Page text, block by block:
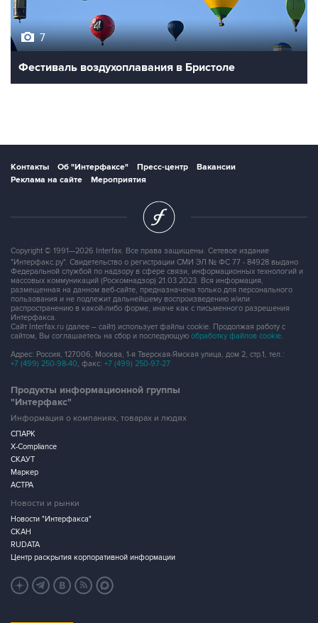
7
Фестиваль воздухоплавания в Бристоле
Контакты Об "Интерфаксе" Пресс-центр
Вакансии
Реклама на сайте
Мероприятия
Copyright © 1991—2026 Interfax. Все права защищены. Сетевое издание
"Интерфакс.ру". Свидетельство о регистрации СМИ ЭЛ № ФС 77 - 84928 выдано
Федеральной службой по надзору в сфере связи, информационных технологий и
массовых коммуникаций (Роскомнадзор) 21.03.2023. Вся информация,
размещенная на данном веб-сайте, предназначена только для персонального
пользования и не подлежит дальнейшему воспроизведению и/или
распространению в какой-либо форме, иначе как с письменного разрешения
Интерфакса.
Сайт Interfax.ru (далее – сайт) использует файлы cookie. Продолжая работу с
сайтом, Вы соглашаетесь на сбор и последующую обработку файлов cookie.
Адрес: Россия, 127006, Москва, 1-я Тверская-Ямская улица, дом 2, стр.1, тел.:
+7 (499) 250-98-40, факс: +7 (499) 250-97-27
Продукты информационной группы
"Интерфакс"
Информация о компаниях, товарах и людях
СПАРК
X-Compliance
СКАУТ
Маркер
АСТРА
Новости и рынки
Новости "Интерфакса"
СКАН
RUDATA
Центр раскрытия корпоративной информации